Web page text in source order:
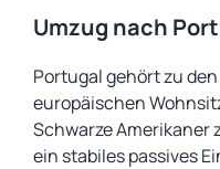
Umzug nach
Portugal gehört zu
europäischen
Schwarze Amerikaner
ein stabiles passives